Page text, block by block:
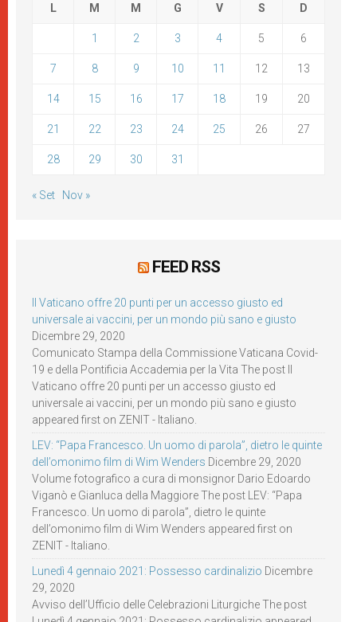
L M M G V S D
1 2 3 4 5 6
7 8 9 10 11 12 13
14 15 16 17 18 19 20
21 22 23 24 25 26 27
28 29 30 31
« Set Nov »
FEED RSS
Il Vaticano offre 20 punti per un accesso giusto ed
universale ai vaccini, per un mondo più sano e giusto
Dicembre 29, 2020
Comunicato Stampa della Commissione Vaticana Covid-
19 e della Pontificia Accademia per la Vita The post Il
Vaticano offre 20 punti per un accesso giusto ed
universale ai vaccini, per un mondo più sano e giusto
appeared first on ZENIT - Italiano.
LEV: “Papa Francesco. Un uomo di parola”, dietro le quinte
dell’omonimo film di Wim Wenders Dicembre 29, 2020
Volume fotografico a cura di monsignor Dario Edoardo
Viganò e Gianluca della Maggiore The post LEV: “Papa
Francesco. Un uomo di parola”, dietro le quinte
dell’omonimo film di Wim Wenders appeared first on
ZENIT - Italiano.
Lunedì 4 gennaio 2021: Possesso cardinalizio Dicembre
29, 2020
Avviso dell’Ufficio delle Celebrazioni Liturgiche The post